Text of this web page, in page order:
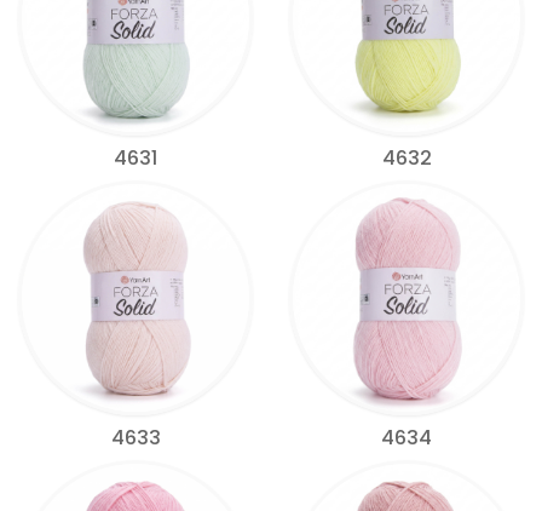
4631 4632
4633 4634